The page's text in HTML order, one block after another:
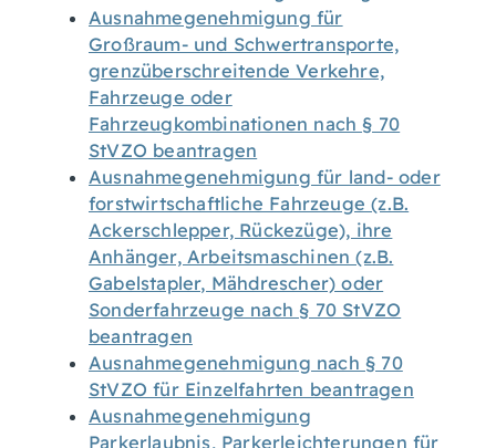
Ausnahmegenehmigung für
Großraum- und Schwertransporte,
grenzüberschreitende Verkehre,
Fahrzeuge oder
Fahrzeugkombinationen nach § 70
StVZO beantragen
Ausnahmegenehmigung für land- oder
forstwirtschaftliche Fahrzeuge (z.B.
Ackerschlepper, Rückezüge), ihre
Anhänger, Arbeitsmaschinen (z.B.
Gabelstapler, Mähdrescher) oder
Sonderfahrzeuge nach § 70 StVZO
beantragen
Ausnahmegenehmigung nach § 70
StVZO für Einzelfahrten beantragen
Ausnahmegenehmigung
Parkerlaubnis, Parkerleichterungen für